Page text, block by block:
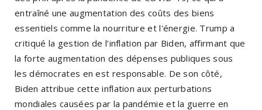
entraîné une augmentation des coûts des biens
essentiels comme la nourriture et l'énergie. Trump a
critiqué la gestion de l’inflation par Biden, affirmant que
la forte augmentation des dépenses publiques sous
les démocrates en est responsable. De son côté,
Biden attribue cette inflation aux perturbations
mondiales causées par la pandémie et la guerre en